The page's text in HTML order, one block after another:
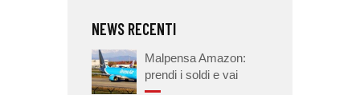
NEWS RECENTI
Malpensa Amazon:
prendi i soldi e vai